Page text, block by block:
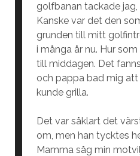
golfbanan tackade jag,
Kanske var det den
grunden till mitt
i många år nu. Hur
till middagen. Det
och pappa bad mig
kunde grilla.
Det var såklart det
om, men han tycktes
Mamma såg min